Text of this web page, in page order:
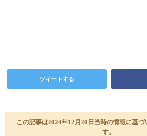
ツイートする
この記事は2024年12月20日当時の情報に基づ
す。